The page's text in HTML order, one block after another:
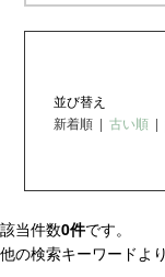
並び替え
新着順 | 古い順 |
該当件数0件です。
他の検索キーワードよ